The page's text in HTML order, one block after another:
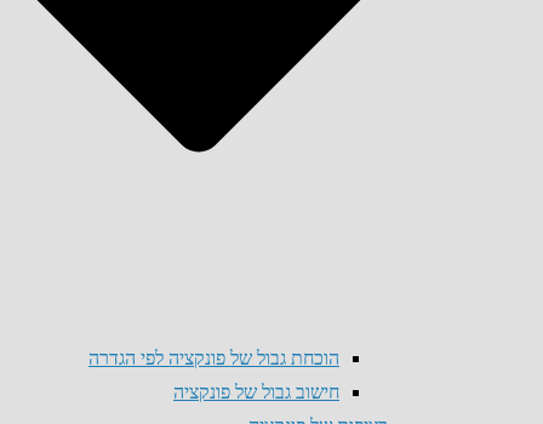
הוכחת גבול של פונקציה לפי הגדרה
חישוב גבול של פונקציה